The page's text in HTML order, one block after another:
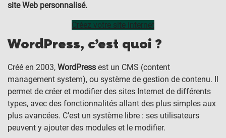
site Web personnalisé.
Créez votre site internet
WordPress, c’est quoi ?
Créé en 2003, WordPress est un CMS (content
management system), ou système de gestion de contenu. Il
permet de créer et modifier des sites Internet de différents
types, avec des fonctionnalités allant des plus simples aux
plus avancées. C’est un système libre : ses utilisateurs
peuvent y ajouter des modules et le modifier.